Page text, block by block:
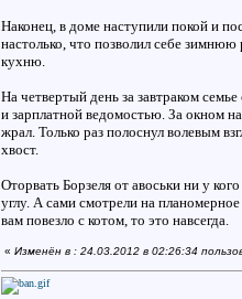
Наконец, в доме наступили покой и
настолько, что позволил себе
кухню.
На четвертый день за завтраком
и зарплатной ведомостью. За окном
жрал. Только раз полоснул волевым
хвост.
Оторвать Борзеля от авоськи ни у
углу. А сами смотрели на
вам повезло с котом, то это навсегда.
« Изменён в : 24.03.2012 в 02:26:34